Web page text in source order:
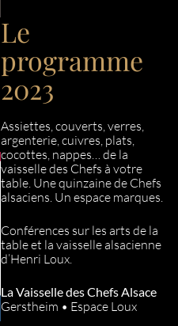
Le
programme
2023
Assiettes, couverts, verres,
argenterie, cuivres, plats,
cocottes, nappes… de la
vaisselle des Chefs à votre
table. Une quinzaine de Chefs
alsaciens. Un espace marques.
Conférences sur les arts de la
table et la vaisselle alsacienne
d’Henri Loux.
La Vaisselle des Chefs Alsace
Gerstheim • Espace Loux